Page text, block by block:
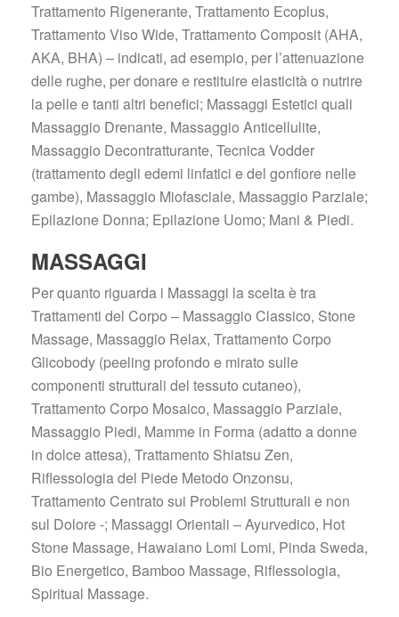
Trattamento Rigenerante, Trattamento Ecoplus,
Trattamento Viso Wide, Trattamento Composit (AHA,
AKA, BHA) – indicati, ad esempio, per l’attenuazione
delle rughe, per donare e restituire elasticità o nutrire
la pelle e tanti altri benefici; Massaggi Estetici quali
Massaggio Drenante, Massaggio Anticellulite,
Massaggio Decontratturante, Tecnica Vodder
(trattamento degli edemi linfatici e del gonfiore nelle
gambe), Massaggio Miofasciale, Massaggio Parziale;
Epilazione Donna; Epilazione Uomo; Mani & Piedi.
MASSAGGI
Per quanto riguarda i Massaggi la scelta è tra
Trattamenti del Corpo – Massaggio Classico, Stone
Massage, Massaggio Relax, Trattamento Corpo
Glicobody (peeling profondo e mirato sulle
componenti strutturali del tessuto cutaneo),
Trattamento Corpo Mosaico, Massaggio Parziale,
Massaggio Piedi, Mamme in Forma (adatto a donne
in dolce attesa), Trattamento Shiatsu Zen,
Riflessologia del Piede Metodo Onzonsu,
Trattamento Centrato sui Problemi Strutturali e non
ul Dolore -; Massaggi Orientali – Ayurvedico, Hot
Stone Massage, Hawaiano Lomi Lomi, Pinda Sweda,
Bio Energetico, Bamboo Massage, Riflessologia,
Spiritual Massage.